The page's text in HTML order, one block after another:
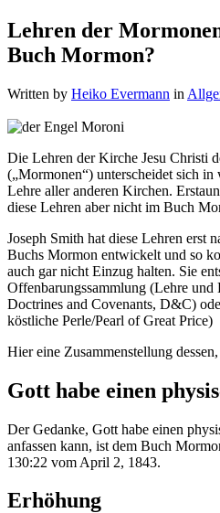
Lehren der
Buch Mormon?
Written by Heiko Evermann in
Die Lehren der Kirche Jesu Christi
(„Mormonen“) unterscheidet sich
Lehre aller anderen Kirchen.
diese Lehren aber nicht im Buch
Joseph Smith hat diese Lehren erst
Buchs Mormon entwickelt und so
auch gar nicht Einzug halten. Sie
Offenbarungssammlung (Lehre
Doctrines and Covenants, D&C)
köstliche Perle/Pearl of Great Price)
Hier eine Zusammenstellung
Gott habe einen
Der Gedanke, Gott habe einen
anfassen kann, ist dem Buch
130:22 vom April 2, 1843.
Erhöhung